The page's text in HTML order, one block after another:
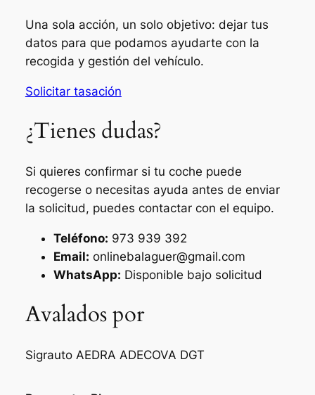
Una sola acción, un solo objetivo: dejar tus
datos para que podamos ayudarte con la
recogida y gestión del vehículo.
Solicitar tasación
¿Tienes dudas?
Si quieres confirmar si tu coche puede
recogerse o necesitas ayuda antes de enviar
la solicitud, puedes contactar con el equipo.
Teléfono: 973 939 392
Email: onlinebalaguer@gmail.com
WhatsApp: Disponible bajo solicitud
Avalados por
Sigrauto AEDRA ADECOVA DGT